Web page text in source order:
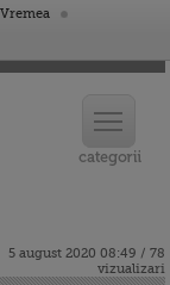
Vremea
5 august 2020 08:49 / 78
vizualizari